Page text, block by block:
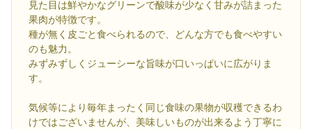
見た目は鮮やかなグリーンで酸味が少なく甘みが詰まった
果肉が特徴です。
種が無く皮ごと食べられるので、どんな方でも食べやすい
のも魅力。
みずみずしくジューシーな旨味が口いっぱいに広がりま
す。
気候等により毎年まったく同じ食味の果物が収穫できるわ
けではございませんが、美味しいものが出来るよう丁寧に